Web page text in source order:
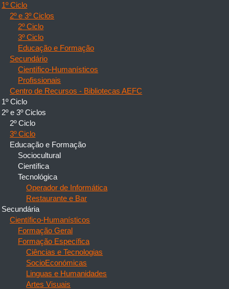
1º Ciclo
2º e 3º Ciclos
2º Ciclo
3º Ciclo
Educação e Formação
Secundário
Científico-Humanísticos
Profissionais
Centro de Recursos - Bibliotecas AEFC
1º Ciclo
2º e 3º Ciclos
2º Ciclo
3º Ciclo
Educação e Formação
Sociocultural
Científica
Tecnológica
Operador de Informática
Restaurante e Bar
Secundária
Científico-Humanísticos
Formação Geral
Formação Específica
Ciências e Tecnologias
SocioEconómicas
Linguas e Humanidades
Artes Visuais